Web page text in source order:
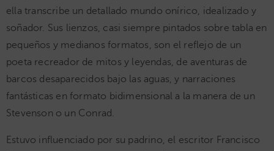
ella transcribe un detallado mundo onírico, idealizado y
soñador. Sus lienzos, casi siempre pintados sobre tabla en
pequeños y medianos formatos, son el reflejo de un
poeta recreador de mitos y leyendas, de aventuras de
barcos desaparecidos bajo las aguas, y narraciones
fantásticas en formato bidimensional a la manera de un
Stevenson o un Conrad.
Estuvo influenciado por su padrino, el escritor Francisco